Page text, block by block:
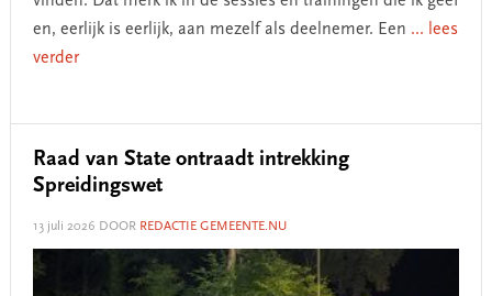
en, eerlijk is eerlijk, aan mezelf als deelnemer. Een ... lees
verder
Raad van State ontraadt intrekking
Spreidingswet
13 juli 2026 DOOR REDACTIE GEMEENTE.NU